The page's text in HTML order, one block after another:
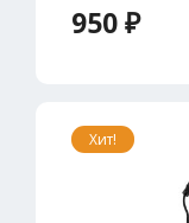
950 ₽
Хит!